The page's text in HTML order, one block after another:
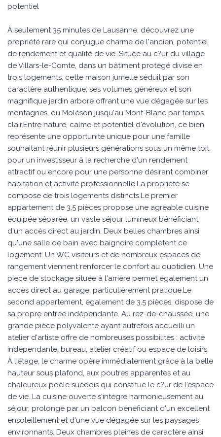
potentiel
À seulement 35 minutes de Lausanne, découvrez une
propriété rare qui conjugue charme de l'ancien, potentiel
de rendement et qualité de vie. Située au c?ur du village
de Villars-le-Comte, dans un bâtiment protégé divisé en
trois logements, cette maison jumelle séduit par son
caractère authentique, ses volumes généreux et son
magnifique jardin arboré offrant une vue dégagée sur les
montagnes, du Moléson jusqu'au Mont-Blanc par temps
clair.Entre nature, calme et potentiel d'évolution, ce bien
représente une opportunité unique pour une famille
souhaitant réunir plusieurs générations sous un même toit,
pour un investisseur à la recherche d'un rendement
attractif ou encore pour une personne désirant combiner
habitation et activité professionnelle.La propriété se
compose de trois logements distincts.Le premier
appartement de 3.5 pièces propose une agréable cuisine
équipée séparée, un vaste séjour lumineux bénéficiant
d'un accès direct au jardin. Deux belles chambres ainsi
qu'une salle de bain avec baignoire complètent ce
logement. Un WC visiteurs et de nombreux espaces de
rangement viennent renforcer le confort au quotidien. Une
pièce de stockage située à l'arrière permet également un
accès direct au garage, particulièrement pratique.Le
second appartement, également de 3.5 pièces, dispose de
sa propre entrée indépendante. Au rez-de-chaussée, une
grande pièce polyvalente ayant autrefois accueilli un
atelier d'artiste offre de nombreuses possibilités : activité
indépendante, bureau, atelier créatif ou espace de loisirs.
À l'étage, le charme opère immédiatement grâce à la belle
hauteur sous plafond, aux poutres apparentes et au
chaleureux poêle suédois qui constitue le c?ur de l'espace
de vie. La cuisine ouverte s'intègre harmonieusement au
séjour, prolongé par un balcon bénéficiant d'un excellent
ensoleillement et d'une vue dégagée sur les paysages
environnants. Deux chambres pleines de caractère ainsi